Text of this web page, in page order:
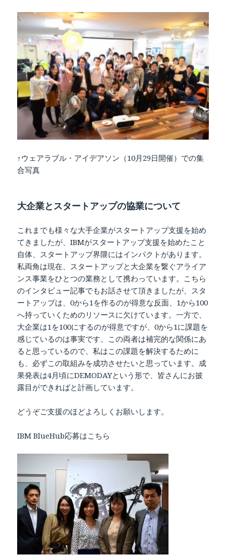
↑ウェアラブル・アイデアソン（10月29日開催）での集
合写真
大企業とスタートアップの協業について
これまでも様々な大手企業がスタートアップ支援を始め
てきましたが、IBMがスタートアップ支援を始めたこと
自体、スタートアップ界隈にはインパクトがあります。
私両角は現在、スタートアップと大企業を繋ぐアライア
ンス事業をひとつの業務として携わっています。こちら
のインタビュー記事でもお話させて頂きましたが、スタ
ートアップは、0から1を作るのが得意な反面、1から100
へ持っていくためのリソースに欠けています。一方で、
大企業は1を100にするのが得意ですが、0から1に課題を
感じているのは事実です。この両者は補完的な関係にあ
ると思っているので、私はこの課題を解決するために
も、必ずこの取組みを成功させたいと思っています。成
果発表は4月頃にDEMODAYという形で、皆さんにお披
露目ができればと計画しています。
どうぞご支援のほどよろしくお願いします。
IBM BlueHub応募はこちら